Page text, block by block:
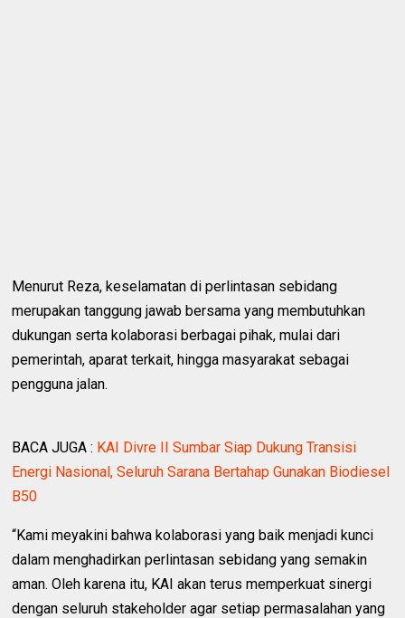
Menurut Reza, keselamatan di perlintasan sebidang
merupakan tanggung jawab bersama yang membutuhkan
dukungan serta kolaborasi berbagai pihak, mulai dari
pemerintah, aparat terkait, hingga masyarakat sebagai
pengguna jalan.
BACA JUGA : KAI Divre II Sumbar Siap Dukung Transisi
Energi Nasional, Seluruh Sarana Bertahap Gunakan Biodiesel
B50
“Kami meyakini bahwa kolaborasi yang baik menjadi kunci
dalam menghadirkan perlintasan sebidang yang semakin
aman. Oleh karena itu, KAI akan terus memperkuat sinergi
dengan seluruh stakeholder agar setiap permasalahan yang